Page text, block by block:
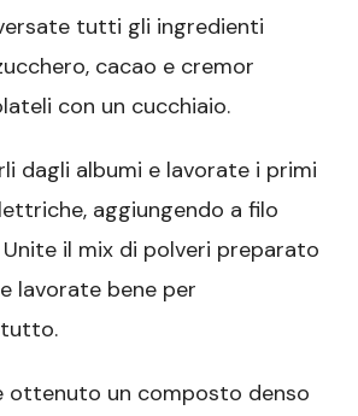
tutti gli ingredienti
cacao e cremor
con un cucchiaio.
dagli albumi e lavorate i primi
aggiungendo a filo
Unite il mix di polveri preparato
lavorate bene per
tutto.
ottenuto un composto denso